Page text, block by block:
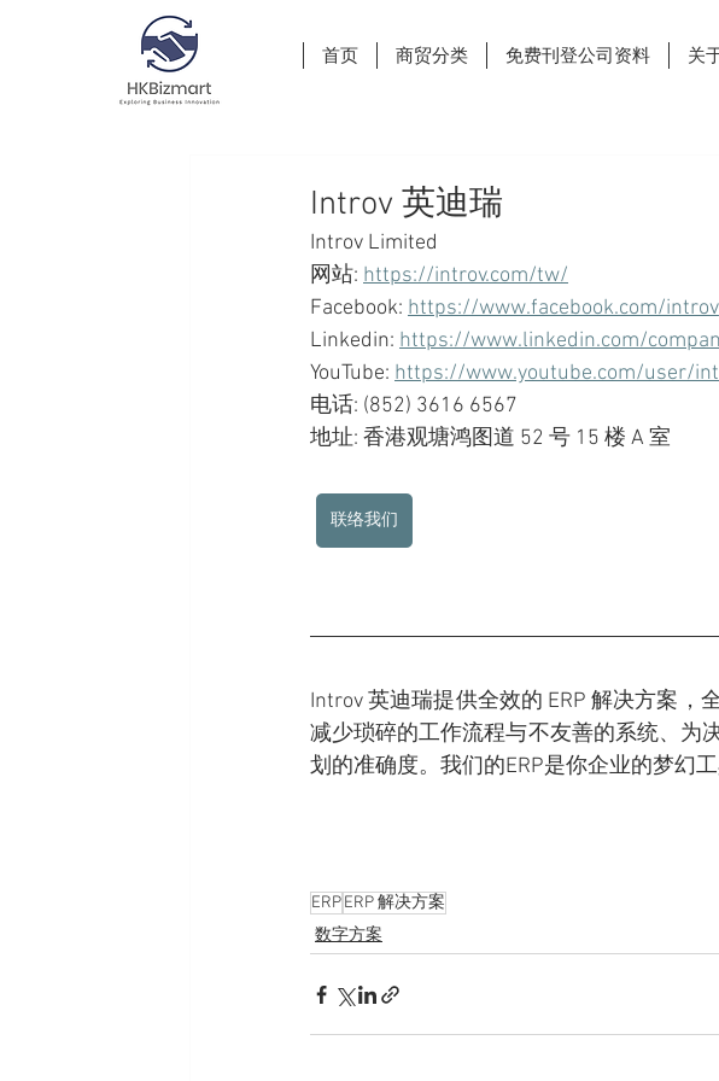
首页 商贸分类 免费刊登公司资料 关
Introv 英迪瑞
Introv Limited
网站: https://introv.com/tw/
Facebook: https://www.facebook.com/introv
Linkedin: https://www.linkedin.com/
YouTube: https://www.youtube.com/user/
电话: (852) 3616 6567
地址: 香港观塘鸿图道 52 号 15 楼 A 室
联络我们
Introv 英迪瑞提供全效的 ERP 解决方案，
减少琐碎的工作流程与不友善的系统、为
划的准确度。我们的ERP是你企业的梦幻工
ERPERP 解决方案
数字方案